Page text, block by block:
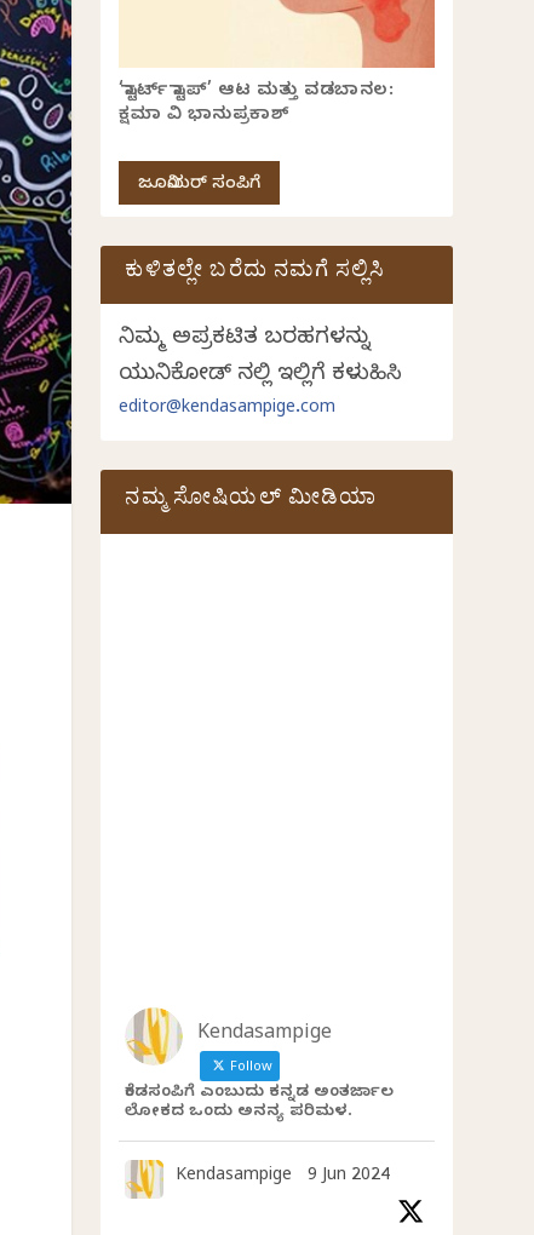
‘ಸ್ಟಾರ್ಟ್ ಸ್ಟಾಪ್’ ಆಟ ಮತ್ತು ವಡಬಾನಲ:
ಕ್ಷಮಾ ವಿ ಭಾನುಪ್ರಕಾಶ್
ಜೂನಿಯರ್ ಸಂಪಿಗೆ
ಕುಳಿತಲ್ಲೇ ಬರೆದು ನಮಗೆ ಸಲ್ಲಿಸಿ
ನಿಮ್ಮ ಅಪ್ರಕಟಿತ ಬರಹಗಳನ್ನು
ಯುನಿಕೋಡ್ ನಲ್ಲಿ ಇಲ್ಲಿಗೆ ಕಳುಹಿಸಿ
editor@kendasampige.com
ನಮ್ಮ ಸೋಷಿಯಲ್‌ ಮೀಡಿಯಾ
Kendasampige
Follow
ಕೆಂಡಸಂಪಿಗೆ ಎಂಬುದು ಕನ್ನಡ ಅಂತರ್ಜಾಲ
ಲೋಕದ ಒಂದು ಅನನ್ಯ ಪರಿಮಳ.
Kendasampige 9 Jun 2024